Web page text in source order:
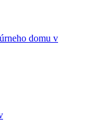
domu v